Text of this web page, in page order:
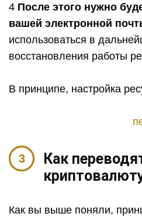
4 После этого нужно
вашей электронной
использоваться в
восстановления работы
В принципе, настройка
Как
Как вы выше поняли,